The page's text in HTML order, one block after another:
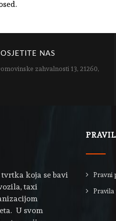
NAS
zahvalnosti 13, 21260,
tvrtka koja se bavi
taxi
U svom
Pravni
Pravila